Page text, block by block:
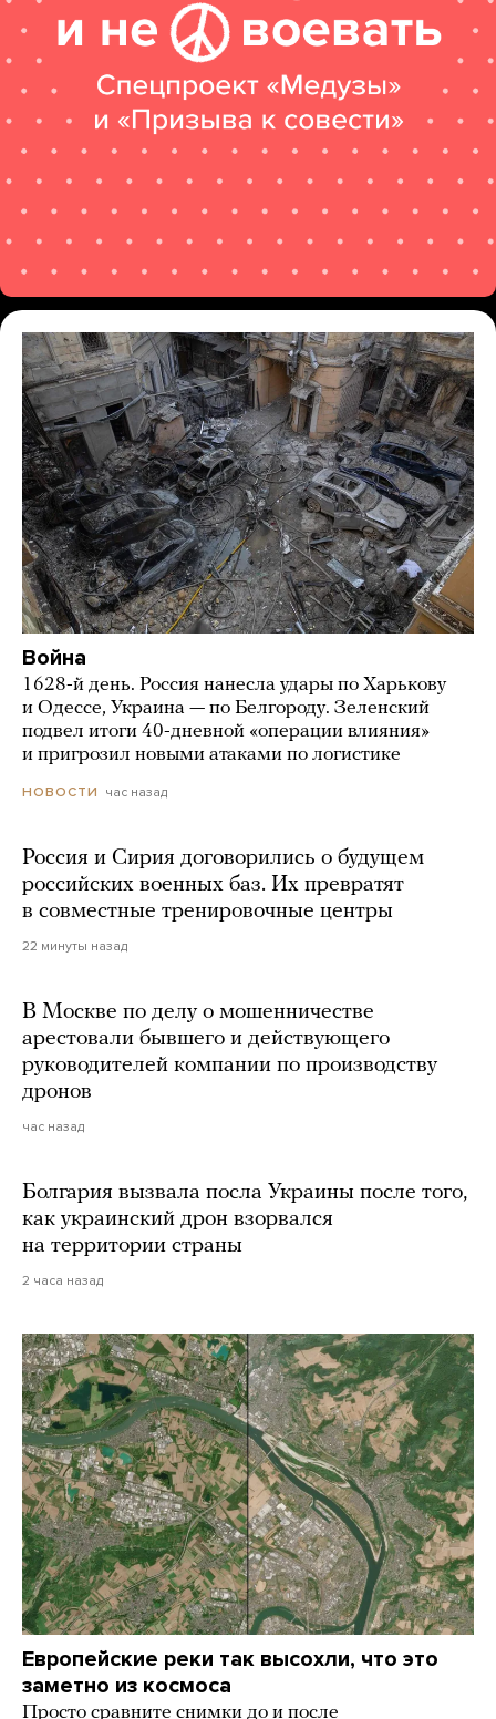
Война
1628-й день. Россия нанесла удары по Харькову
и Одессе, Украина — по Белгороду. Зеленский
подвел итоги 40-дневной «операции влияния»
и пригрозил новыми атаками по логистике
НОВОСТИ час назад
Россия и Сирия договорились о будущем
российских военных баз. Их превратят
в совместные тренировочные центры
22 минуты назад
В Москве по делу о мошенничестве
арестовали бывшего и действующего
руководителей компании по производству
дронов
час назад
Болгария вызвала посла Украины после того,
как украинский дрон взорвался
на территории страны
2 часа назад
Европейские реки так высохли, что это
заметно из космоса
Просто сравните снимки до и после